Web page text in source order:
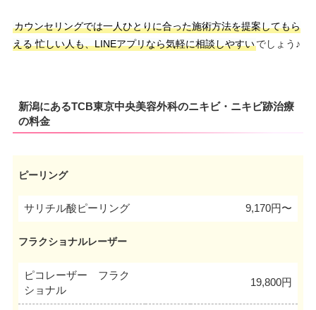
カウンセリングでは一人ひとりに合った施術方法を提案してもら
える 忙しい人も、LINEアプリなら気軽に相談しやすいでしょう♪
新潟にあるTCB東京中央美容外科のニキビ・ニキビ跡治療
の料金
ピーリング
サリチル酸ピーリング 9,170円〜
フラクショナルレーザー
ピコレーザー フラク
ショナル
19,800円